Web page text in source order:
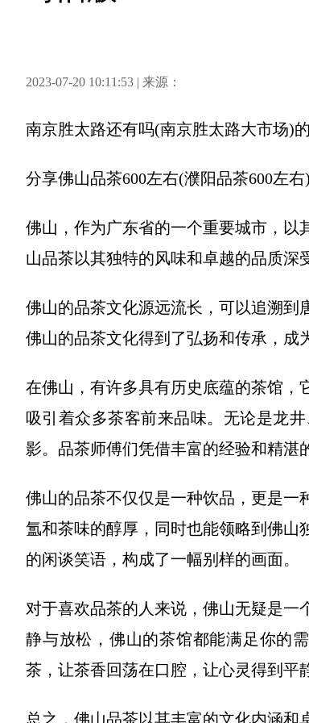
2023-07-20 10:11:53 | 来源：
南京胜太路还有吗(南京胜太路大市场)
分享佛山品茶600左右(濮阳品茶600左右)
佛山，作为广东省的一个重要城市，以
山品茶以其独特的风味和卓越的品质深
佛山的品茶文化源远流长，可以追溯到
佛山的品茶文化得到了弘扬和传承，成
在佛山，有许多具有历史底蕴的茶馆，
吸引着众多茶客前来品味。无论是龙
影。品茶师傅们凭借丰富的经验和精湛
佛山的品茶不仅仅是一种饮品，更是一
氲和茶味的醇厚，同时也能领略到佛山
的闲谈笑语，构成了一幅别样的画面。
对于喜欢品茶的人来说，佛山无疑是
静与放松，佛山的茶馆都能满足你的
茶，让茶香回荡在口腔，让心灵得到平
总之，佛山品茶以其丰富的文化内涵